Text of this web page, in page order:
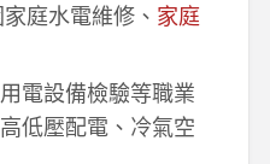
庭水電維修、 家庭
電設備檢驗等職業
高低壓配電、冷氣空